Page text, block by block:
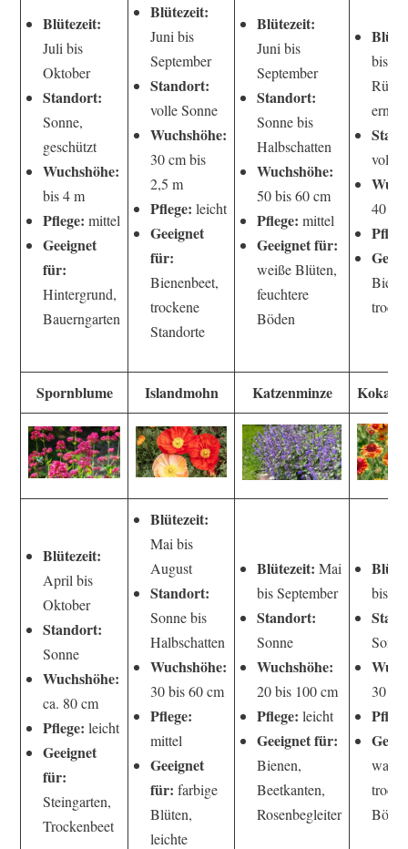
Blütezeit:
Juli bis
Oktober
Standort:
Sonne,
geschützt
Wuchshöhe:
bis 4 m
Pflege: mittel
Geeignet
für:
Hintergrund,
Bauerngarten
Blütezeit:
Juni bis
September
Standort:
volle Sonne
Wuchshöhe:
30 cm bis
2,5 m
Pflege: leicht
Geeignet
für:
Bienenbeet,
trockene
Standorte
Blütezeit:
Juni bis
September
Standort:
Sonne bis
Halbschatten
Wuchshöhe:
50 bis 60 cm
Pflege: mittel
Geeignet für:
weiße Blüten,
feuchtere
Böden
bis
erneut
volle
40
Spornblume Islandmohn Katzenminze
Blütezeit:
April bis
Oktober
Standort:
Sonne
Wuchshöhe:
ca. 80 cm
Pflege: leicht
Geeignet
für:
Steingarten,
Trockenbeet
Blütezeit:
Mai bis
August
Standort:
Sonne bis
Halbschatten
Wuchshöhe:
30 bis 60 cm
Pflege:
mittel
Geeignet
für: farbige
Blüten,
leichte
Blütezeit: Mai
bis September
Standort:
Sonne
Wuchshöhe:
20 bis 100 cm
Pflege: leicht
Geeignet für:
Bienen,
Beetkanten,
Rosenbegleiter
bis
Sonne
30